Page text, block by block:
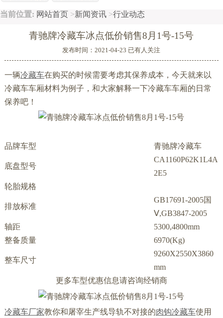
当前位置: 网站首页 >新闻资讯 >行业动态
青驰牌冷藏车冰点低价销售8月1号-15号
发布时间：2021-04-23 已有人关注
一辆冷藏车在购买的时候需要考虑其保养成本，今天就来以
冷藏车车厢材料为例子，和大家解释一下冷藏车车厢的日常
保养吧！
品牌车型 青驰牌冷藏车
底盘型号
CA1160P62K1L4A
2E5
轮胎规格
排放标准
GB17691-2005国
Ⅴ,GB3847-2005
轴距
5300,4800mm
整备质量
6970(Kg)
整车尺寸
9260X2550X3860
mm
更多车型优惠信息请咨询经销商
冷藏车厂家教你和屠宰生产线导轨不对接的肉钩冷藏车使用